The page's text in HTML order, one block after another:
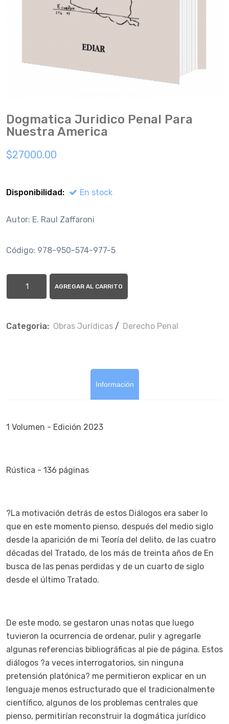
Dogmatica Juridico Penal Para
Nuestra America
$27000.00
Disponibilidad: En stock
Autor: E. Raul Zaffaroni
Código: 978-950-574-977-5
AGREGAR AL CARRITO
Categoria: Obras Jurí­dicas / Derecho Penal
Información
1 Volumen - Edición 2023
Rústica - 136 páginas
?La motivación detrás de estos Diálogos era saber lo
que en este momento pienso, después del medio siglo
desde la aparición de mi Teoría del delito, de las cuatro
décadas del Tratado, de los más de treinta años de En
busca de las penas perdidas y de un cuarto de siglo
desde el último Tratado.
De este modo, se gestaron unas notas que luego
tuvieron la ocurrencia de ordenar, pulir y agregarle
algunas referencias bibliográficas al pie de página. Estos
diálogos ?a veces interrogatorios, sin ninguna
pretensión platónica? me permitieron explicar en un
lenguaje menos estructurado que el tradicionalmente
científico, algunos de los problemas centrales que
pienso, permitirían reconstruir la dogmática jurídico